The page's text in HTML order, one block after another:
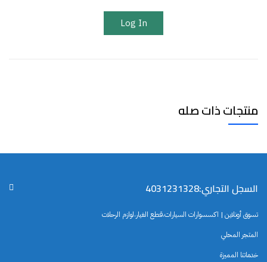
Log In
منتجات ذات صله
السجل التجاري:4031231328
تسوق أونلاين | اكسسوارات السيارات،قطع الغيار،لوازم الرحلات
المتجر المحلي
خدماتنا المميزة